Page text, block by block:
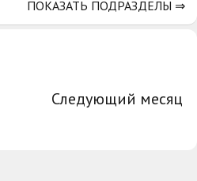
Следующий месяц
ПОКАЗАТЬ ПОДРАЗДЕЛЫ ⇒